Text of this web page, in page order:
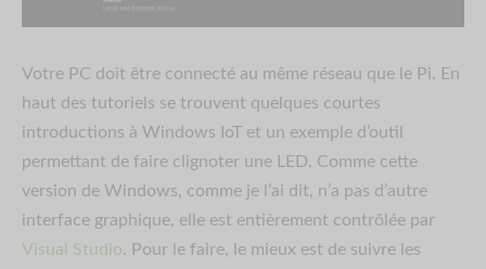
Votre PC doit être connecté au même réseau que le Pi. En
haut des tutoriels se trouvent quelques courtes
introductions à Windows IoT et un exemple d’outil
permettant de faire clignoter une LED. Comme cette
version de Windows, comme je l’ai dit, n’a pas d’autre
interface graphique, elle est entièrement contrôlée par
Visual Studio. Pour le faire, le mieux est de suivre les